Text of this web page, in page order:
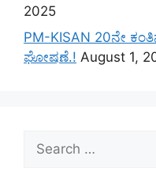
2025
PM-KISAN 20ನೇ
ಘೋಷಣೆ.! August 1,
Search
for: